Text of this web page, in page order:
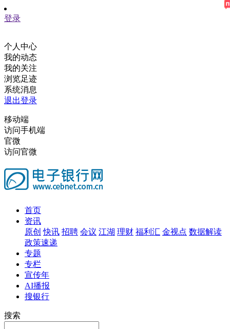
登录
个人中心
我的动态
我的关注
浏览足迹
系统消息
退出登录
移动端
访问手机端
官微
访问官微
首页
资讯
原创 快讯 招聘 会议 江湖 理财 福利汇 金视点 数据解读
政策速递
专题
专栏
宣传年
AI播报
搜银行
搜索